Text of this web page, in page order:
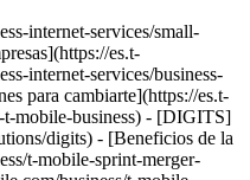
internet-services/small-
es.t-
internet-services/business-
para cambiarte](https://es.t-
t-mobile-business) - [DIGITS]
digits) - [Beneficios de la
t-mobile-sprint-merger-